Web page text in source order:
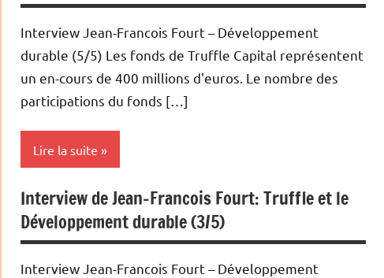
nouvelles
perspective
Interview Jean-Francois Fourt – Développement
durable (5/5) Les fonds de Truffle Capital représentent
un en-cours de 400 millions d'euros. Le nombre des
participations du fonds […]
Lire la suite
Energies
Interviews
Podcasts
Interview de Jean-Francois Fourt: Truffle et le
Développement durable (3/5)
Interview Jean-Francois Fourt – Développement